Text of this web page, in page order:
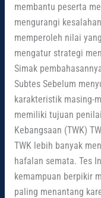
membantu peserta
mengurangi
memperoleh nilai
mengatur strategi
Simak
Subtes Sebelum
karakteristik masing-
memiliki tujuan
Kebangsaan (TWK)
TWK lebih banyak
hafalan semata. Tes
kemampuan berpikir
paling menantang